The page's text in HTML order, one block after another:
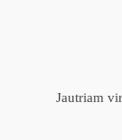
Jautriam